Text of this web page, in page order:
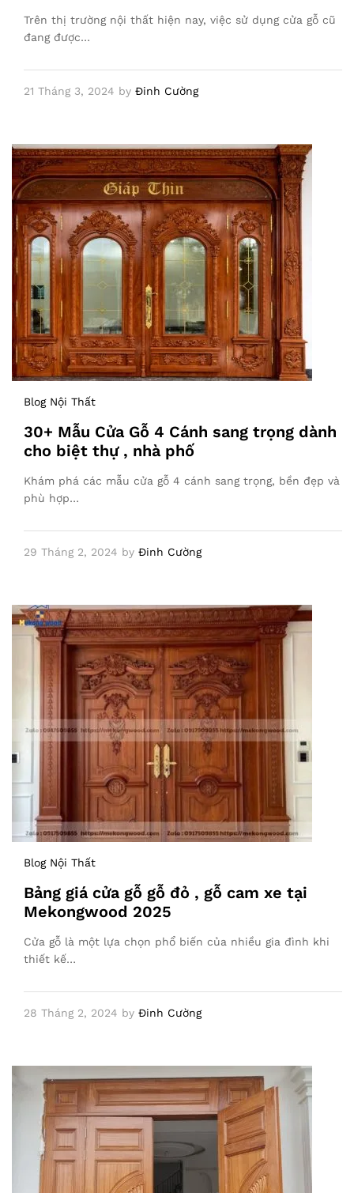
Trên thị trường nội thất hiện nay, việc sử dụng cửa gỗ cũ
đang được…
21 Tháng 3, 2024 by Đinh Cường
Blog Nội Thất
30+ Mẫu Cửa Gỗ 4 Cánh sang trọng dành
cho biệt thự , nhà phố
Khám phá các mẫu cửa gỗ 4 cánh sang trọng, bền đẹp và
phù hợp…
29 Tháng 2, 2024 by Đinh Cường
Blog Nội Thất
Bảng giá cửa gỗ gỗ đỏ , gỗ cam xe tại
Mekongwood 2025
Cửa gỗ là một lựa chọn phổ biến của nhiều gia đình khi
thiết kế…
28 Tháng 2, 2024 by Đinh Cường